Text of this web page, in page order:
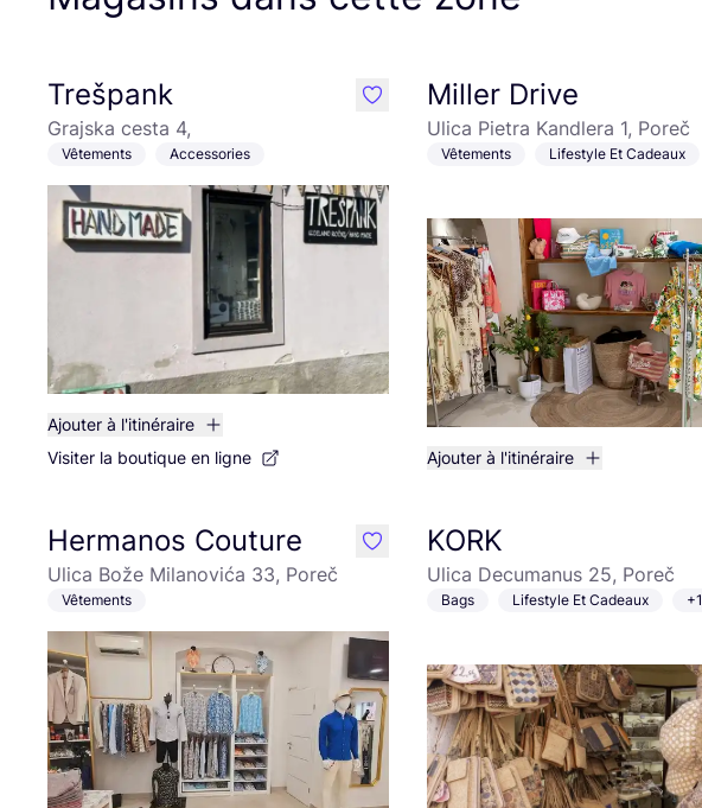
Trešpank
Grajska cesta 4,
Vêtements Accessories
Ajouter à l'itinéraire
Visiter la boutique en ligne
like Miller Drive
Ulica Pietra Kandlera 1, Poreč
Vêtements Lifestyle Et Cadeaux
Ajouter à l'itinéraire
Hermanos Couture
Ulica Bože Milanovića 33, Poreč
Vêtements
like KORK
Ulica Decumanus 25, Poreč
Bags Lifestyle Et Cadeaux +1